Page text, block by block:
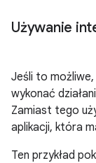
Używanie
Jeśli to
wykonać
Zamiast tego
aplikacji, która
Ten przykład